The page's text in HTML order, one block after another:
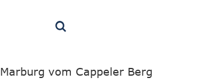
Marburg vom Cappeler Berg